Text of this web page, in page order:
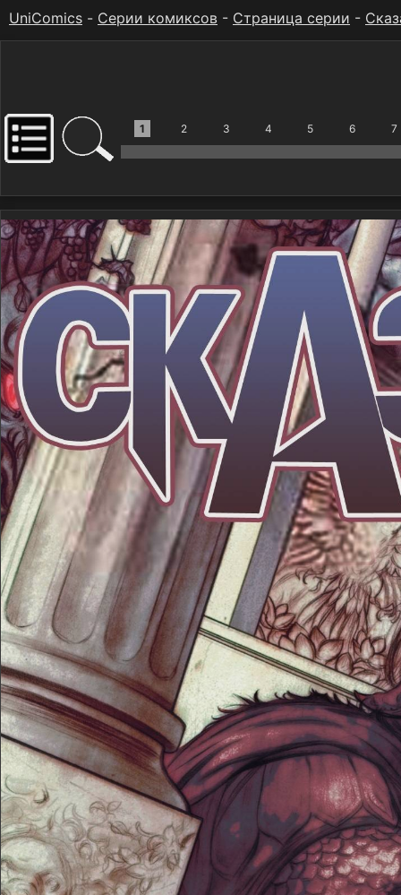
UniComics - Серии комиксов - Страница серии -
1 2 3 4 5 6 7